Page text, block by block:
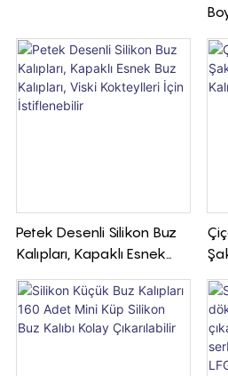
Petek Desenli Silikon Buz
Kalıpları, Kapaklı Esnek
Kokteylleri İçin İstiflenebilir